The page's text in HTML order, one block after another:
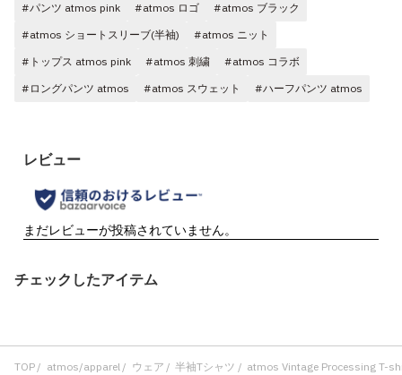
#パンツ atmos pink
#atmos ロゴ
#atmos ブラック
#atmos ショートスリーブ(半袖)
#atmos ニット
#トップス atmos pink
#atmos 刺繍
#atmos コラボ
#ロングパンツ atmos
#atmos スウェット #ハーフパンツ atmos
チェックしたアイテム
TOP atmos/apparel ウェア 半袖Tシャツ
atmos Vintage Processing T-